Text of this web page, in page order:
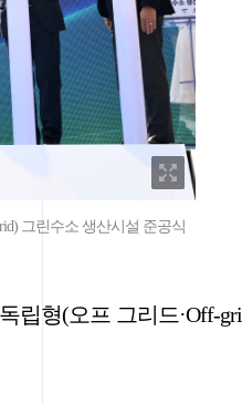
그린수소 생산시설 준공식
립형(오프 그리드·Off-gri